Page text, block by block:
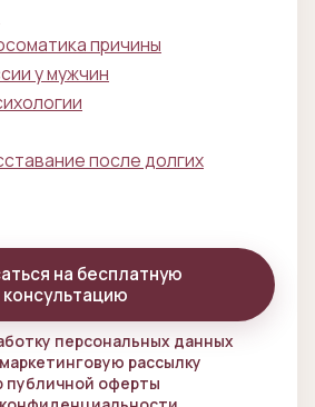
причины
у мужчин
после долгих
на бесплатную
консультацию
персональных данных
рассылку
публичной оферты